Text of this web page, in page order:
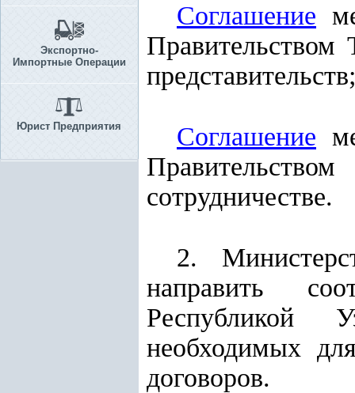
Экспортно-
Импортные Операции
Юрист Предприятия
Соглашение
Правительством
представительств;
Соглашение
сотрудничестве.
2.
направить
Республикой
необходимых
договоров.